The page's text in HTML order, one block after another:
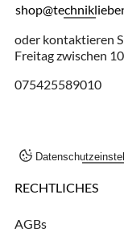
oder kontaktieren
Freitag zwischen
075425589010
RECHTLICHES
AGBs